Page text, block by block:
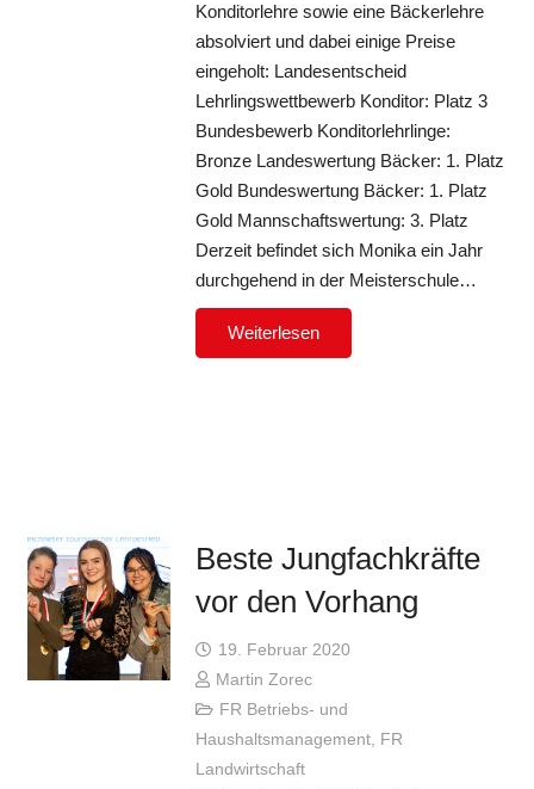
Konditorlehre sowie eine Bäckerlehre
absolviert und dabei einige Preise
eingeholt: Landesentscheid
Lehrlingswettbewerb Konditor: Platz 3
Bundesbewerb Konditorlehrlinge:
Bronze Landeswertung Bäcker: 1. Platz
Gold Bundeswertung Bäcker: 1. Platz
Gold Mannschaftswertung: 3. Platz
Derzeit befindet sich Monika ein Jahr
durchgehend in der Meisterschule…
Weiterlesen
Beste Jungfachkräfte
vor den Vorhang
19. Februar 2020
Martin Zorec
FR Betriebs- und
Haushaltsmanagement, FR
Landwirtschaft